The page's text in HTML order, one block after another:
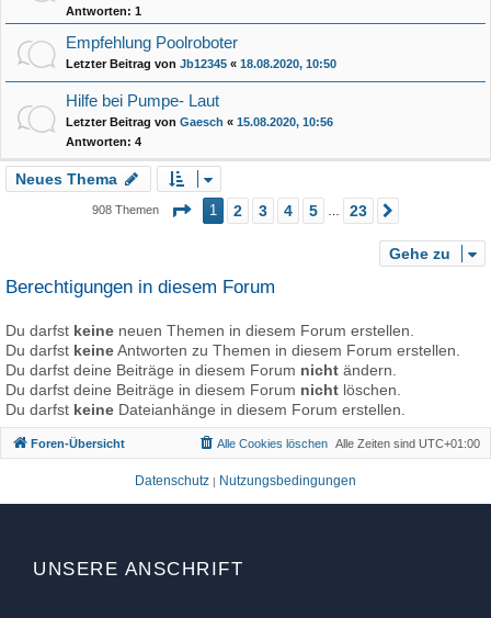
Antworten: 1
Empfehlung Poolroboter
Letzter Beitrag von Jb12345 « 18.08.2020, 10:50
Hilfe bei Pumpe- Laut
Letzter Beitrag von Gaesch « 15.08.2020, 10:56
Antworten: 4
Neues Thema
908 Themen Seite 1 von 23
1 2 3 4 5 23
Gehe zu
Berechtigungen in diesem Forum
Du darfst keine neuen Themen in diesem Forum erstellen.
Du darfst keineAntworten zu Themen in diesem Forum erstellen.
Du darfst deine Beiträge in diesem Forum nicht ändern.
Du darfst deine Beiträge in diesem Forum nicht löschen.
Du darfst keine Dateianhänge in diesem Forum erstellen.
Foren-Übersicht Alle Zeiten sind UTC+01:00
Alle Cookies löschen
Datenschutz | Nutzungsbedingungen
UNSERE ANSCHRIFT